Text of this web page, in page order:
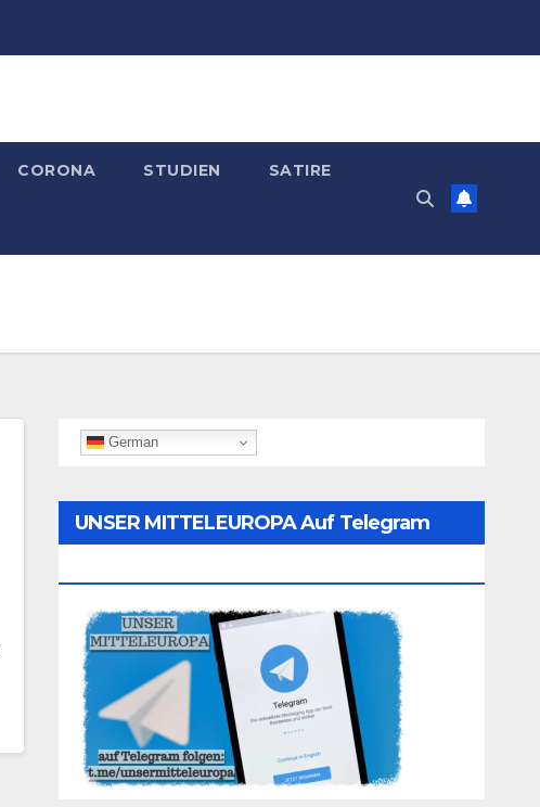
CORONA STUDIEN SATIRE
German
UNSER MITTELEUROPA Auf Telegram